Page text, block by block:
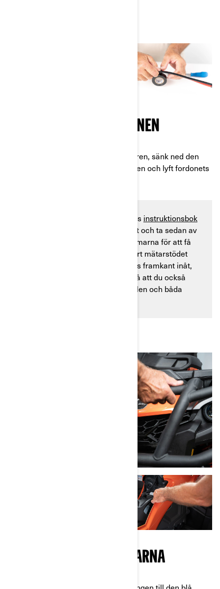
FÖRBERED INSTALLATIONEN
: Ta av den främre stötfångaren, sänk ned den
främre hasplåten, blockera bakhjulen och lyft fordonets
Kontrollera proceduren i fordonets instruktionsbok
för att se hur du ska lyfta fordonet och ta sedan av
framhjulen och de inre stänkskärmarna för att få
mer arbetsutrymme. För att ta bort mätarstödet
skjuter du båda sidorna av stödets framkant inåt,
lyfter och drar det framåt. Tänk på att du också
kommer att behöva ta bort konsolen och båda
BÖRJA INSTALLERA DELARNA